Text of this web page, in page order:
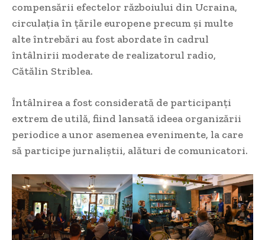
compensării efectelor războiului din Ucraina,
circulația în țările europene precum și multe
alte întrebări au fost abordate în cadrul
întâlnirii moderate de realizatorul radio,
Cătălin Striblea.
Întâlnirea a fost considerată de participanți
extrem de utilă, fiind lansată ideea organizării
periodice a unor asemenea evenimente, la care
să participe jurnaliștii, alături de comunicatori.